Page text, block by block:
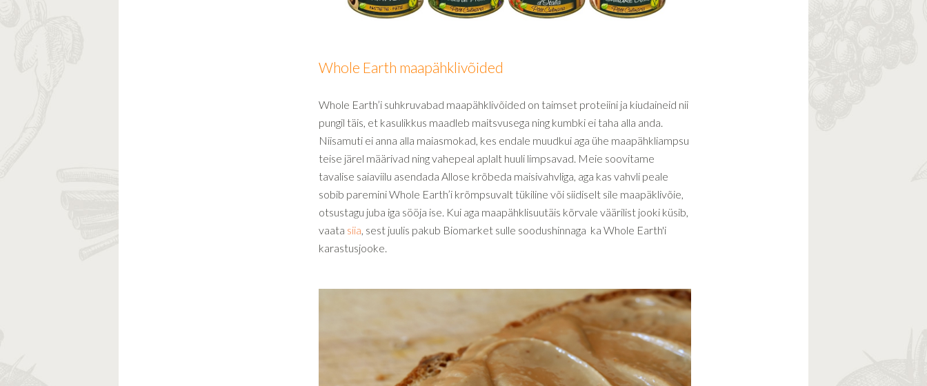
Whole Earth maapähklivõided
Whole Earth’i suhkruvabad maapähklivõided on taimset proteiini ja kiudaineid nii
pungil täis, et kasulikkus maadleb maitsvusega ning kumbki ei taha alla anda.
Niisamuti ei anna alla maiasmokad, kes endale muudkui aga ühe maapähkliampsu
teise järel määrivad ning vahepeal aplalt huuli limpsavad. Meie soovitame
tavalise saiaviilu asendada Allose krõbeda maisivahvliga, aga kas vahvli peale
sobib paremini Whole Earth’i krõmpsuvalt tükiline või siidiselt sile maapäklivõie,
otsustagu juba iga sööja ise. Kui aga maapähklisuutäis kõrvale väärilist jooki küsib,
vaata siia, sest juulis pakub Biomarket sulle soodushinnaga ka Whole Earth'i
karastusjooke.